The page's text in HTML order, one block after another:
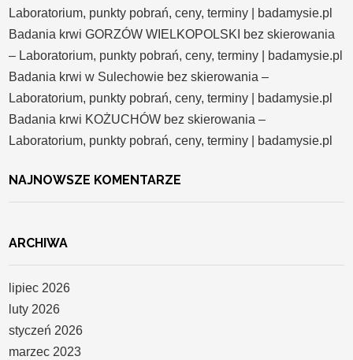
Laboratorium, punkty pobrań, ceny, terminy | badamysie.pl
Badania krwi GORZÓW WIELKOPOLSKI bez skierowania
– Laboratorium, punkty pobrań, ceny, terminy | badamysie.pl
Badania krwi w Sulechowie bez skierowania –
Laboratorium, punkty pobrań, ceny, terminy | badamysie.pl
Badania krwi KOŻUCHÓW bez skierowania –
Laboratorium, punkty pobrań, ceny, terminy | badamysie.pl
NAJNOWSZE KOMENTARZE
ARCHIWA
lipiec 2026
luty 2026
styczeń 2026
marzec 2023